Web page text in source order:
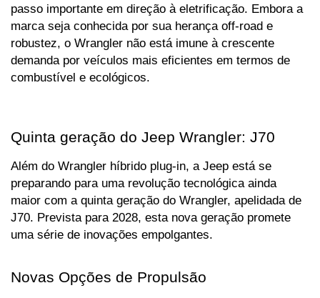
passo importante em direção à eletrificação. Embora a
marca seja conhecida por sua herança off-road e
robustez, o Wrangler não está imune à crescente
demanda por veículos mais eficientes em termos de
combustível e ecológicos.
Quinta geração do Jeep Wrangler: J70
Além do Wrangler híbrido plug-in, a Jeep está se
preparando para uma revolução tecnológica ainda
maior com a quinta geração do Wrangler, apelidada de
J70. Prevista para 2028, esta nova geração promete
uma série de inovações empolgantes.
Novas Opções de Propulsão